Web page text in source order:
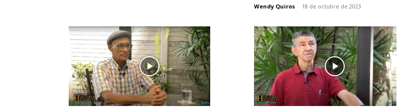
Wendy Quiros - 18 de octubre de 2023